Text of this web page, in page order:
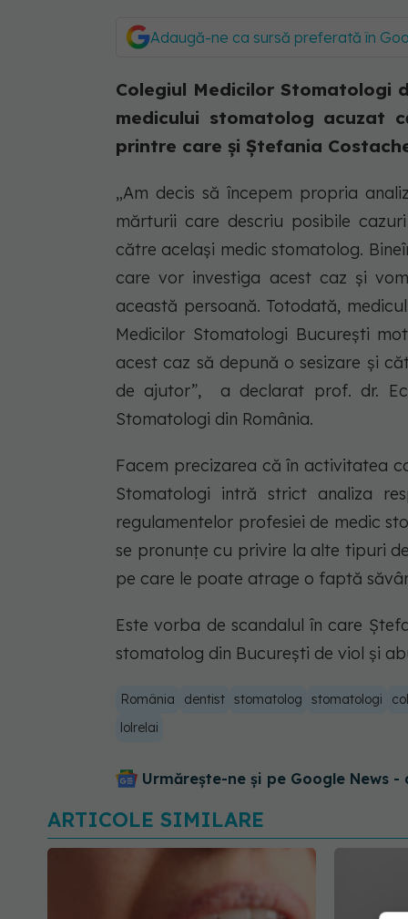
Adaugă-ne ca sursă preferată în
Colegiul Medicilor Stomatologi
medicului stomatolog acuzat
printre care și Ștefania
„Am decis să începem propria
mărturii care descriu posibile
către același medic stomatolog.
care vor investiga acest caz și
această persoană. Totodată,
Medicilor Stomatologi București
acest caz să depună o sesizare și
de ajutor”, a declarat prof. dr.
Stomatologi din România.
Facem precizarea că în activitatea
Stomatologi intră strict analiza
regulamentelor profesiei de medic
se pronunțe cu privire la alte tipuri
pe care le poate atrage o faptă
Este vorba de scandalul în care
stomatolog din București de viol și
România dentist stomatolog stomatologi
lolrelai
Urmărește-ne și pe Google News -
ARTICOLE SIMILARE